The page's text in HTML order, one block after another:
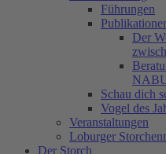
Führungen
Der
Schau dich
Vogel des
Veranstaltungen
Loburger
Der Storch